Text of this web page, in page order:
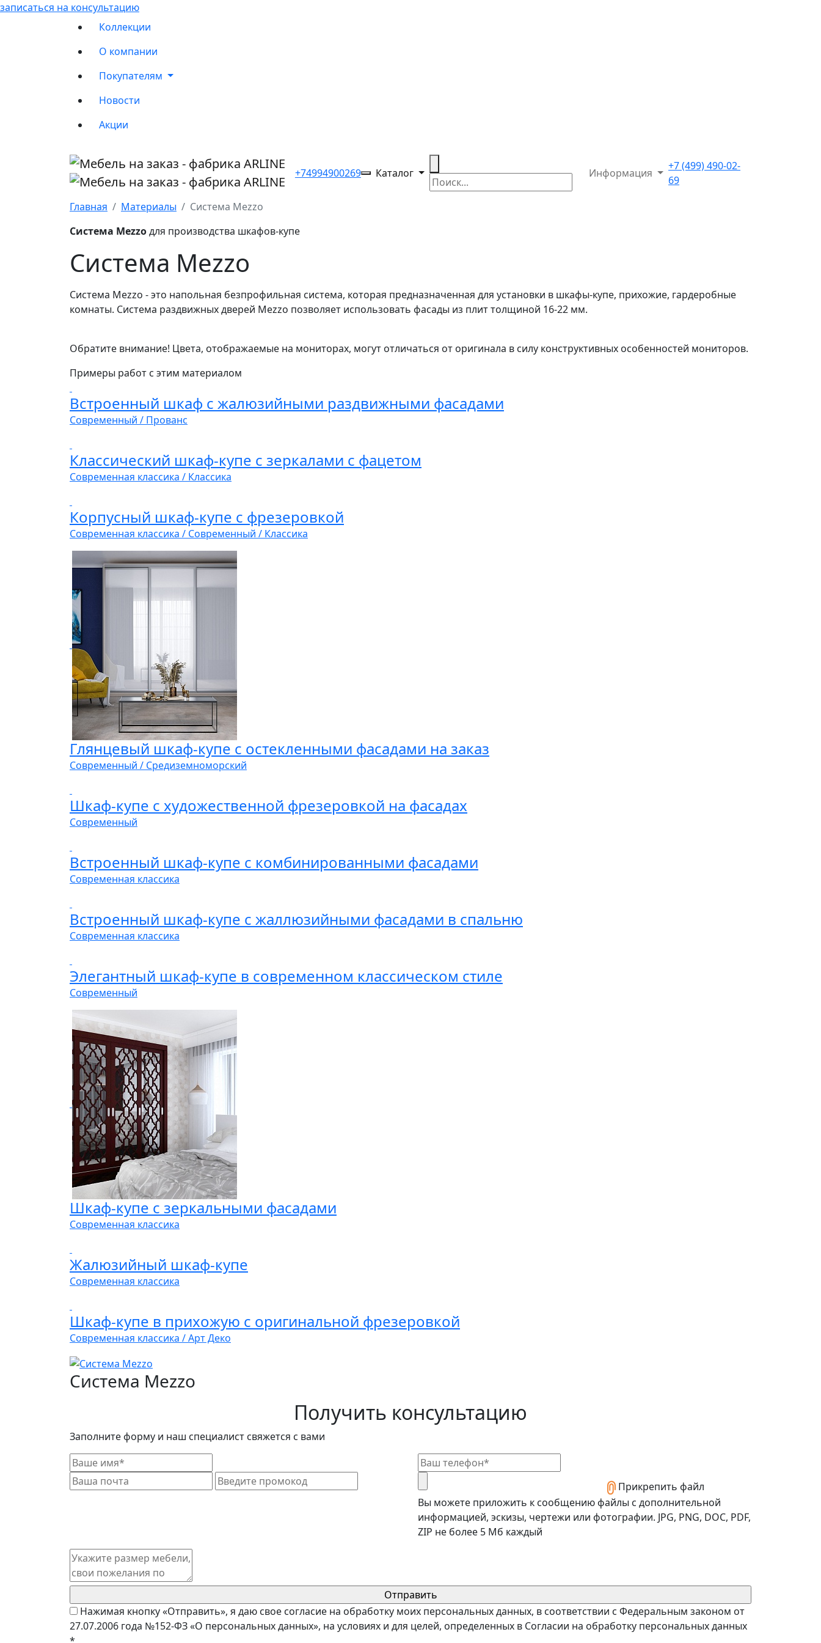
записаться на консультацию
Коллекции
О компании
Покупателям
Новости
Акции
+74994900269 Каталог Информация
+7 (499) 490-02-
69
Главная
Материалы
Система Mezzo
Система Mezzoдля производства шкафов-купе
Система Mezzo
Система Mezzo - это напольная безпрофильная система, которая предназначенная для установки в шкафы-купе, прихожие, гардеробные
комнаты. Система раздвижных дверей Mezzo позволяет использовать фасады из плит толщиной 16-22 мм.
Обратите внимание! Цвета, отображаемые на мониторах, могут отличаться от оригинала в силу конструктивных особенностей мониторов.
Примеры работ с этим материалом
Встроенный шкаф с жалюзийными раздвижными фасадами
Современный / Прованс
Классический шкаф-купе с зеркалами с фацетом
Современная классика / Классика
Корпусный шкаф-купе с фрезеровкой
Современная классика / Современный / Классика
Глянцевый шкаф-купе с остекленными фасадами на заказ
Современный / Средиземноморский
Шкаф-купе с художественной фрезеровкой на фасадах
Современный
Встроенный шкаф-купе с комбинированными фасадами
Современная классика
Встроенный шкаф-купе с жаллюзийными фасадами в спальню
Современная классика
Элегантный шкаф-купе в современном классическом стиле
Современный
Шкаф-купе с зеркальными фасадами
Современная классика
Жалюзийный шкаф-купе
Современная классика
Шкаф-купе в прихожую с оригинальной фрезеровкой
Современная классика / Арт Деко
Система Mezzo
Получить консультацию
Заполните форму и наш специалист свяжется с вами
Прикрепить файл
Вы можете приложить к сообщению файлы с дополнительной
информацией, эскизы, чертежи или фотографии. JPG, PNG, DOC, PDF,
ZIP не более 5 Мб каждый
Нажимая кнопку «Отправить», я даю свое согласие на обработку моих персональных данных, в соответствии с Федеральным законом от
27.07.2006 года №152-ФЗ «О персональных данных», на условиях и для целей, определенных в Согласии на обработку персональных данных
*